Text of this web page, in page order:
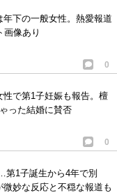
下の一般女性。熱愛報道
画像あり
0
で第1子妊娠も報告。檀
った結婚に賛否
0
1子誕生から4年で別
妙な反応と不穏な報道も